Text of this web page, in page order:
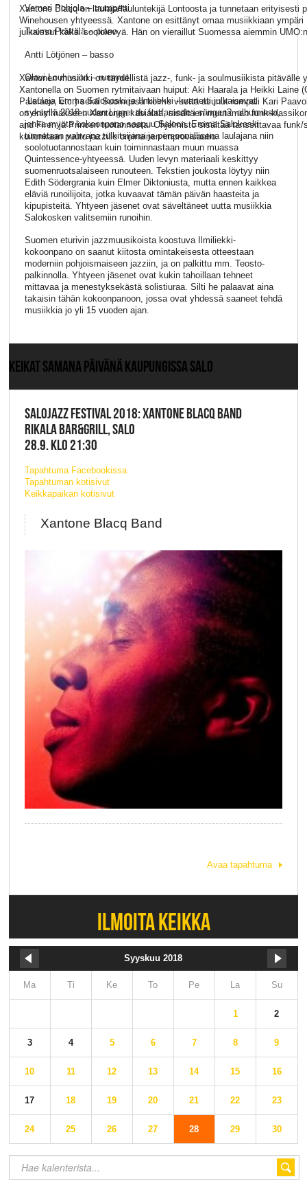
Verneri Pohjola – trumpetti
Tuomo Prättälä – piano
Antti Lötjönen – basso
Olavi Louhivuori – rummut
Laulaja Emma Salokoski ja Ilmiliekki -kvartetti julkaisevat
syksyllä 2018 uuden Ligger du fortfarande i sängen? -albuminsa,
jonka myötä kokoonpano saapuu Saloon. Emma Salokoski
tunnetaan vahvana tulkitsijana ja persoonallisena laulajana niin
soolotuotannostaan kuin toiminnastaan muun muassa
Quintessence-yhtyeessä. Uuden levyn materiaali keskittyy
suomenruotsalaiseen runouteen. Tekstien joukosta löytyy niin
Edith Södergrania kuin Elmer Diktoniusta, mutta ennen kaikkea
eläviä runoilijoita, jotka kuvaavat tämän päivän haasteita ja
kipupisteitä. Yhtyeen jäsenet ovat säveltäneet uutta musiikkia
Salokosken valitsemiin runoihin.
​Suomen eturivin jazzmuusikoista koostuva Ilmiliekki-
kokoonpano on saanut kiitosta omintakeisesta otteestaan
moderniin pohjoismaiseen jazziin, ja on palkittu mm. Teosto-
palkinnolla. Yhtyeen jäsenet ovat kukin tahoillaan tehneet
mittavaa ja menestyksekästä solistiuraa. Silti he palaavat aina
takaisin tähän kokoonpanoon, jossa ovat yhdessä saaneet tehdä
musiikkia jo yli 15 vuoden ajan.
KEIKAT SAMANA PÄIVÄNÄ KAUPUNGISSA SALO
SALOJAZZ FESTIVAL 2018: XANTONE BLACQ BAND
RIKALA BAR&GRILL, SALO
28.9. KLO 21:30
Tapahtuma Facebookissa
Tapahtuman kotisivut
Keikkapaikan kotisivut
Xantone Blacq Band
Xantone Blacq on laulaja/lauluntekijä Lontoosta ja tunnetaan erityisesti
Winehousen yhtyeessä. Xantone on esittänyt omaa musiikkiaan ympäri
julkaissut kaksi soololevyä. Hän on vieraillut Suomessa aiemmin
Xantonen musiikki on täydellistä jazz-, funk- ja soulmusiikista pitävälle
Xantonella on Suomen rytmitaivaan huiput: Aki Haarala ja Heikki Laine
Paleface, etc.) sekä Suomessa kolme vuotta asunut rumpali Kari
on enimmäkseen Xantonen käsialaa, sisältäen muutaman funk-
and Firen ja Princen tuotannosta. Ohjelmisto sisältää tanssittavaa funk/
kuitenkaan puutu jazzille ominainen improvisaatio.
Avaa tapahtuma
ILMOITA KEIKKA
Syyskuu 2018
Ma Ti Ke To Pe La Su
1 2
3 4 5 6 7 8 9
10 11 12 13 14 15 16
17 18 19 20 21 22 23
24 25 26 27 28 29 30